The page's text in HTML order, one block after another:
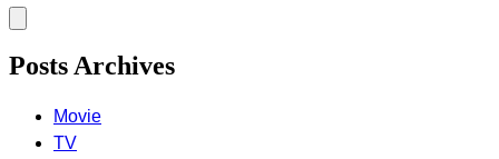
Posts Archives
Movie
TV